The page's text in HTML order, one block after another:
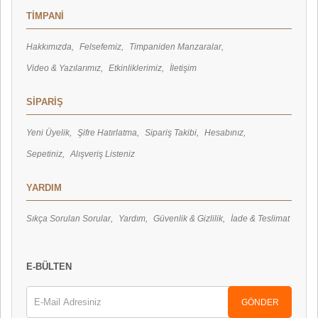
Volumio
TİMPANİ
Hakkımızda Felsefemiz Timpaniden Manzaralar
Video & Yazılarımız Etkinliklerimiz İletişim
SİPARİŞ
Yeni Üyelik Şifre Hatırlatma Sipariş Takibi Hesabınız
Sepetiniz Alışveriş Listeniz
YARDIM
Sıkça Sorulan Sorular Yardım Güvenlik & Gizlilik İade & Teslimat
E-BÜLTEN
GÖNDER